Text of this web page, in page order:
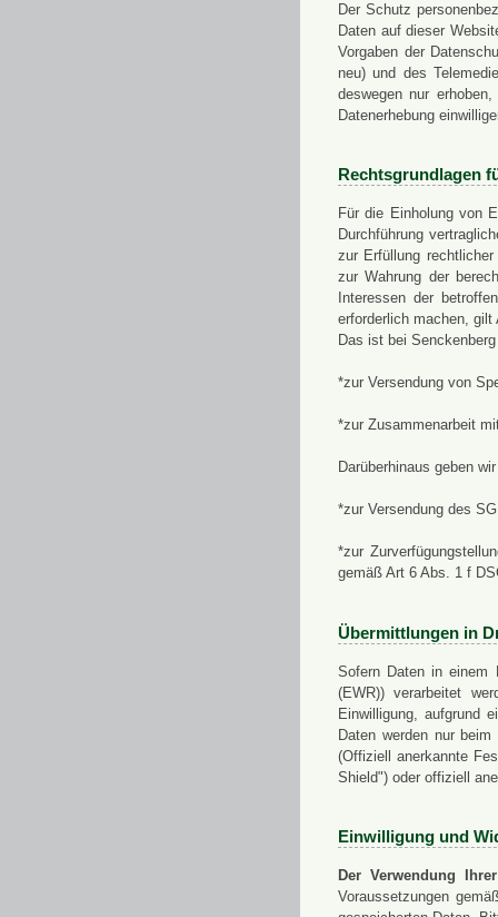
Der Schutz
Daten auf dieser
Vorgaben der
neu) und des
deswegen nur
Datenerhebung
Rechtsgrundlagen
Für die Einholung von
Durchführung
zur Erfüllung
zur Wahrung der
Interessen der
erforderlich machen,
Das ist bei
*zur Versendung von
*zur Zusammenarbeit
Darüberhinaus geben
*zur Versendung des
*zur
gemäß Art 6 Abs. 1 f
Übermittlungen in
Sofern Daten in einem
(EWR)) verarbeitet
Einwilligung, aufgrund
Daten werden nur
(Offiziell anerkannte
Shield") oder offiziell
Einwilligung und
Der Verwendung
Voraussetzungen